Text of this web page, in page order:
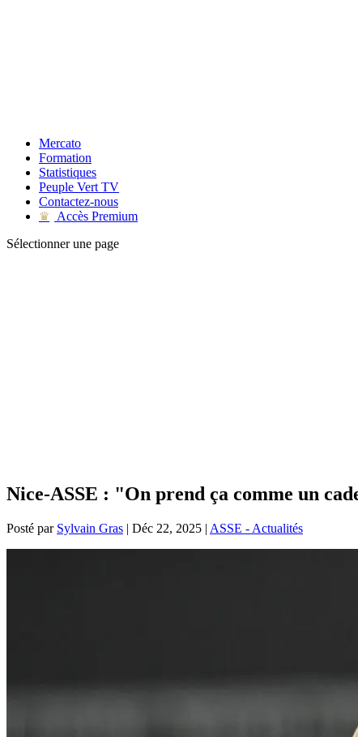
Mercato
Formation
Statistiques
Peuple Vert TV
Contactez-nous
♛
Accès Premium
Sélectionner une page
Nice-ASSE : "On prend ça comme un
Posté par Sylvain Gras | Déc 22, 2025 | ASSE - Actualités